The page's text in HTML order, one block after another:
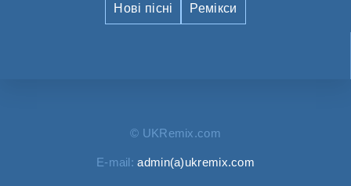
Нові пісні Ремікси
© UKRemix.com
E-mail:admin(a)ukremix.com